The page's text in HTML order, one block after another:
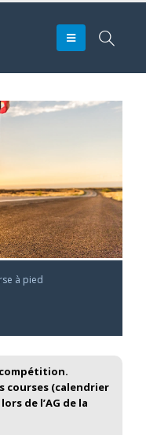
à pied
courses (calendrier
de l’AG de la